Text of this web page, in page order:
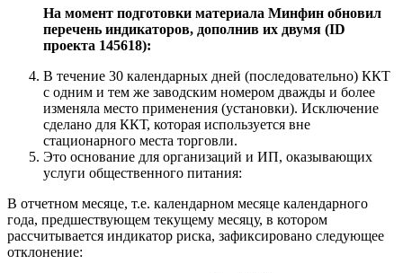
На момент подготовки материала Минфин обновил
перечень индикаторов, дополнив их двумя (ID
проекта 145618):
В течение 30 календарных дней (последовательно) ККТ
с одним и тем же заводским номером дважды и более
изменяла место применения (установки). Исключение
сделано для ККТ, которая используется вне
стационарного места торговли.
Это основание для организаций и ИП, оказывающих
услуги общественного питания:
В отчетном месяце, т.е. календарном месяце календарного
года, предшествующем текущему месяцу, в котором
рассчитывается индикатор риска, зафиксировано следующее
отклонение: